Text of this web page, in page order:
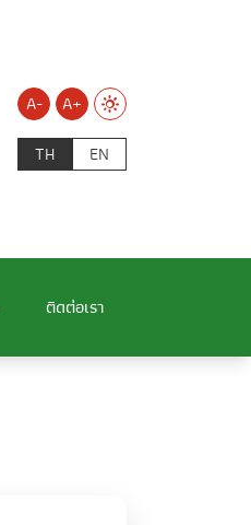
A-
A+
TH
EN
ติดต่อเรา